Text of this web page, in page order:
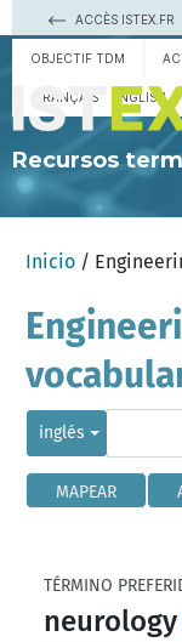
ACCÈS ISTEX.FR
OBJECTIF TDM
FRANÇAIS ENGLISH
Recursos
Inicio /
inglés
MAPEAR
TÉRMINO
neurology